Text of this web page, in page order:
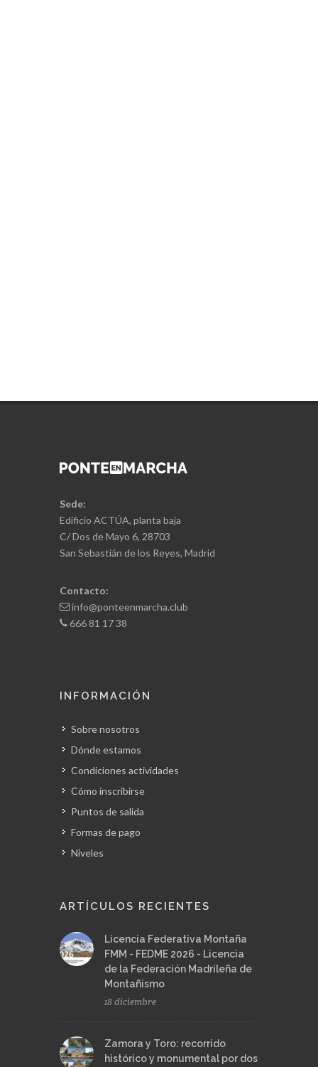
Sede:
Edificio ACTÚA, planta baja
C/ Dos de Mayo 6, 28703
San Sebastián de los Reyes, Madrid
Contacto:
info@ponteenmarcha.club
666 81 17 38
INFORMACIÓN
Sobre nosotros
Dónde estamos
Condiciones actividades
Cómo inscribirse
Puntos de salida
Formas de pago
Niveles
ARTÍCULOS RECIENTES
Licencia Federativa Montaña
FMM - FEDME 2026 - Licencia
de la Federación Madrileña de
Montañismo
18 diciembre
Zamora y Toro: recorrido
histórico y monumental por dos